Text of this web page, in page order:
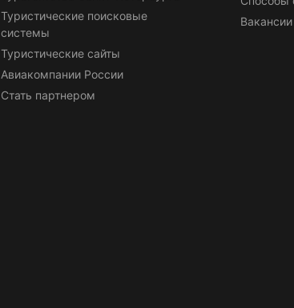
Туристические поисковые
системы
Туристические сайты
Авиакомпании России
Стать партнером
Вакансии